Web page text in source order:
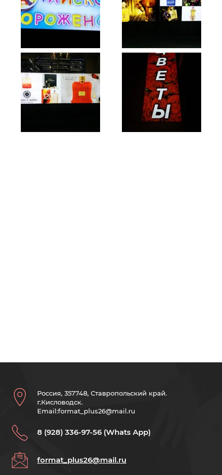
Россия, 357748, Ставропольский край.
г.Кисловодск.
Email:format_plus26@mail.ru
8 (928) 336-97-56 (Whats App)
format_plus26@mail.ru